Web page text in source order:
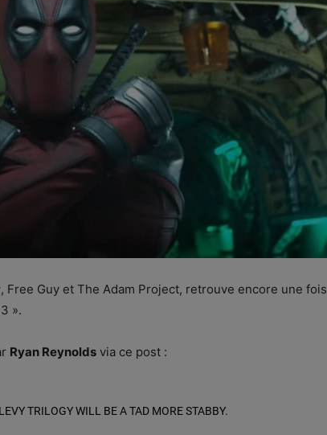
, Free Guy et The Adam Project, retrouve encore une fois
».
Ryan Reynolds via ce post :
TRILOGY WILL BE A TAD MORE STABBY.